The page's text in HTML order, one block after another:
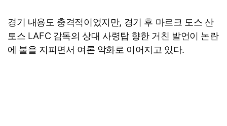
경기 내용도 충격적이었지만, 경기 후 마르크 도스 산
토스 LAFC 감독의 상대 사령탑 향한 거친 발언이 논란
에 불을 지피면서 여론 악화로 이어지고 있다.